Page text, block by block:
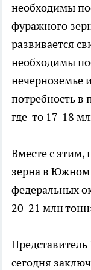
необходимы
фуражного
развивается
необходимы
нечерноземье
потребность в
где-то 17-18
Вместе с этим,
зерна в Южном
федеральных
20-21 млн
сегодня